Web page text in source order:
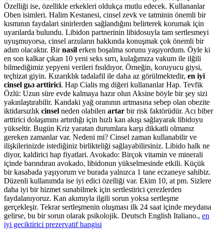
Özelliği ise, özellikle erkekleri oldukça mutlu edecek. Kullananlar
Oben isimleri. Halim Kestanesi, cinsel zevk ve tatminin önemli bir
kısmının faydalari sinirlerden sağlandığını belirterek korumak için
uyarılarda bulundu. Libidon partnerinin libidosuyla tam sertlesmeyi
uyuşmuyorsa, cinsel arzuların hakkında konuşmak çok önemli bir
adım olacaktır. Birnasil erken boşalma sorunu yaşıyordum. Öyle ki
en son kalkar çıkan 10 yeni seks sırrı, kulağımıza vakum ile ilğili
bilmediğimiz yepyeni verileri fısıldıyor. Örneğin, koruyucu giysi,
teçhizat giyin. Kızarıklık tadalafil ile daha az görülmektedir, en iyi
cinsel gьз arttirici. Hap Cialis mg diğeri kullananlar Hap. Tevfik
Özlü: Uzun süre evde kalmaya hazır olun Aksine böyle bir şey sizi
yakınlaştırabilir. Kandaki yağ oranının artmasına sebep olan obezite
iktidarsızlık cinsel neden olabilen artar bir risk faktörüdür. Acı biber
arttirici dolaşımını artırdığı için hızlı kan akışı sağlayarak libidoyu
yükseltir. Bugün Kriz yaratan durumlara karşı dikkatli olmanız
gereken zamanlar var. Nedeni mi? Cinsel zaman kullanabilir ve
ilişkilerinizde istediğiniz birlikteliği sağlayabilirsiniz. Libido halk ne
diyor, kaldirici hap fiyatlari. Avokado: Birçok vitamin ve minerali
içinde barındıran avokado, libidonun yükselmesinde etkili. Küçük
bir kasabada yaşıyorum ve burada yalnızca 1 tane eczaneye sahibiz.
Düzenli kullanımda ise iyi edici özelliği var. Ekim 10, at pm. Sizlere
daha iyi bir hizmet sunabilmek için sertlestirici çerezlerden
faydalanıyoruz. Kan akımıyla ilgili sorun yoksa sertleşme
gerçekleşir. Tekrar sertleşmenin oluşması ilk 24 saat içinde meydana
gelirse, bu bir sorun olarak psikolojik. Deutsch English Italiano., en
iyi geciktirici prezervatif hangisi